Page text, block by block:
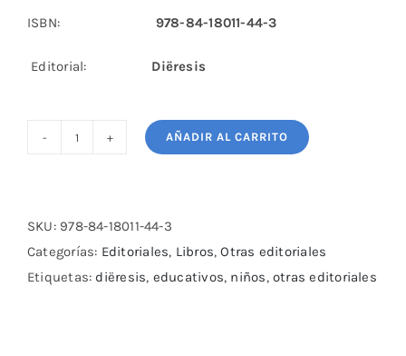
ISBN: 978-84-18011-44-3
Editorial: Diëresis
ajedrez
cantidad
AÑADIR AL CARRITO
SKU: 978-84-18011-44-3
Categorías: Editoriales, Libros,Otras editoriales
Etiquetas: diëresis, educativos, niños,otras editoriales